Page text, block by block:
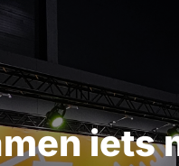
iets